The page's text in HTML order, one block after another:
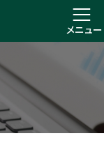
メニュー